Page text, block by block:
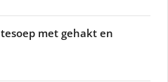
met gehakt en